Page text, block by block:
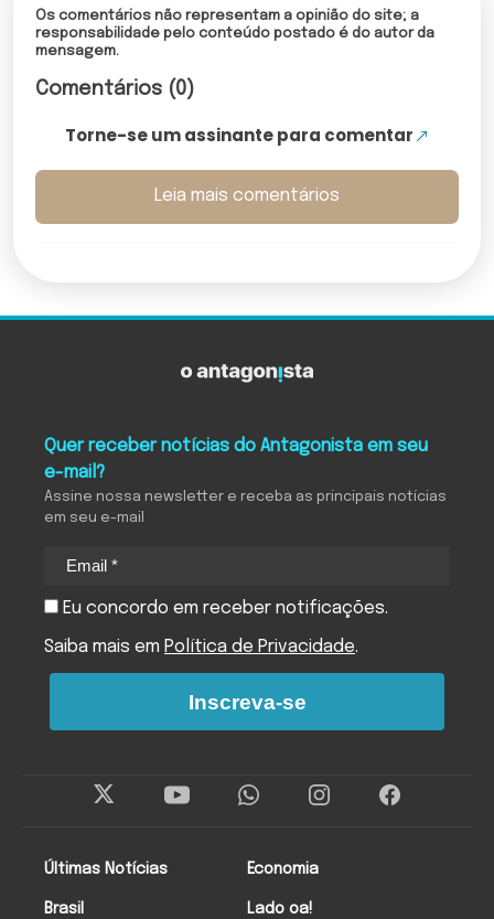
Os comentários não representam a opinião do site; a
responsabilidade pelo conteúdo postado é do autor da
mensagem.
Comentários (0)
Torne-se um assinante para comentar
Leia mais comentários
Últimas Notícias
Brasil
Economia
Lado oa!
Quer receber notícias do Antagonista em seu
e-mail?
Assine nossa newsletter e receba as principais notícias
em seu e-mail
Eu concordo em receber notificações.
Saiba mais em Política de Privacidade.
Inscreva-se